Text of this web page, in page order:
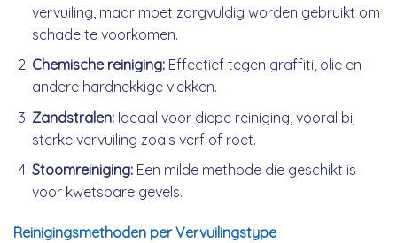
vervuiling, maar moet zorgvuldig worden gebruikt om
schade te voorkomen.
Chemische reiniging:Effectief tegen graffiti, olie en
andere hardnekkige vlekken.
Zandstralen:Ideaal voor diepe reiniging, vooral bij
sterke vervuiling zoals verf of roet.
Stoomreiniging:Een milde methode die geschikt is
voor kwetsbare gevels.
Reinigingsmethoden per Vervuilingstype